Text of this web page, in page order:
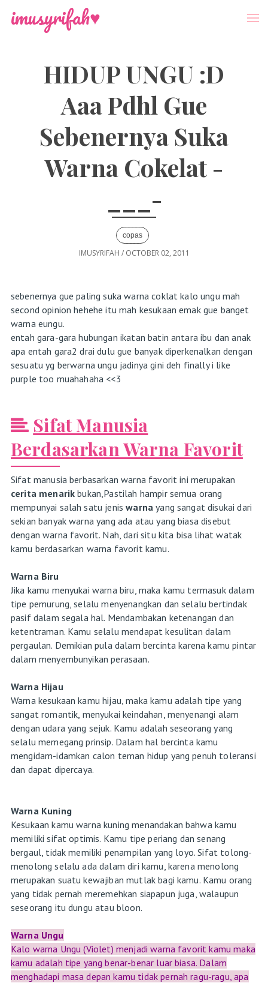
imusyrifah♥
HIDUP UNGU :D
Aaa Pdhl Gue
Sebenernya Suka
Warna Cokelat -
___-
copas
IMUSYRIFAH / OCTOBER 02, 2011
sebenernya gue paling suka warna coklat kalo ungu mah
second opinion hehehe itu mah kesukaan emak gue banget
warna eungu.
entah gara-gara hubungan ikatan batin antara ibu dan anak
apa entah gara2 drai dulu gue banyak diperkenalkan dengan
sesuatu yg berwarna ungu jadinya gini deh finally i like
purple too muahahaha <<3
Sifat Manusia
Berdasarkan Warna Favorit
Sifat manusia berbasarkan warna favorit ini merupakan
cerita menarik bukan,Pastilah hampir semua orang
mempunyai salah satu jenis warna yang sangat disukai dari
sekian banyak warna yang ada atau yang biasa disebut
dengan warna favorit. Nah, dari situ kita bisa lihat watak
kamu berdasarkan warna favorit kamu.
Warna Biru
Jika kamu menyukai warna biru, maka kamu termasuk dalam
tipe pemurung, selalu menyenangkan dan selalu bertindak
pasif dalam segala hal. Mendambakan ketenangan dan
ketentraman. Kamu selalu mendapat kesulitan dalam
pergaulan. Demikian pula dalam bercinta karena kamu pintar
dalam menyembunyikan perasaan.
Warna Hijau
Warna kesukaan kamu hijau, maka kamu adalah tipe yang
sangat romantik, menyukai keindahan, menyenangi alam
dengan udara yang sejuk. Kamu adalah seseorang yang
selalu memegang prinsip. Dalam hal bercinta kamu
mengidam-idamkan calon teman hidup yang penuh toleransi
dan dapat dipercaya.
Warna Kuning
Kesukaan kamu warna kuning menandakan bahwa kamu
memiliki sifat optimis. Kamu tipe periang dan senang
bergaul, tidak memiliki penampilan yang loyo. Sifat tolong-
menolong selalu ada dalam diri kamu, karena menolong
merupakan suatu kewajiban mutlak bagi kamu. Kamu orang
yang tidak pernah meremehkan siapapun juga, walaupun
seseorang itu dungu atau bloon.
Warna Ungu
Kalo warna Ungu (Violet) menjadi warna favorit kamu maka
kamu adalah tipe yang benar-benar luar biasa. Dalam
menghadapi masa depan kamu tidak pernah ragu-ragu, apa